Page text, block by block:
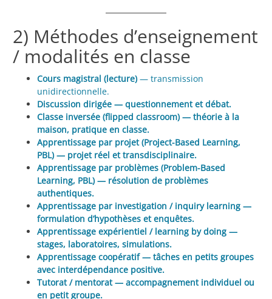
2) Méthodes d’enseignement
/ modalités en classe
Cours magistral (lecture) — transmission
unidirectionnelle.
Discussion dirigée — questionnement et débat.
Classe inversée (flipped classroom) — théorie à la
maison, pratique en classe.
Apprentissage par projet (Project-Based Learning,
PBL) — projet réel et transdisciplinaire.
Apprentissage par problèmes (Problem-Based
Learning, PBL) — résolution de problèmes
authentiques.
Apprentissage par investigation / inquiry learning —
formulation d’hypothèses et enquêtes.
Apprentissage expérientiel / learning by doing —
stages, laboratoires, simulations.
Apprentissage coopératif — tâches en petits groupes
avec interdépendance positive.
Tutorat / mentorat — accompagnement individuel ou
en petit groupe.